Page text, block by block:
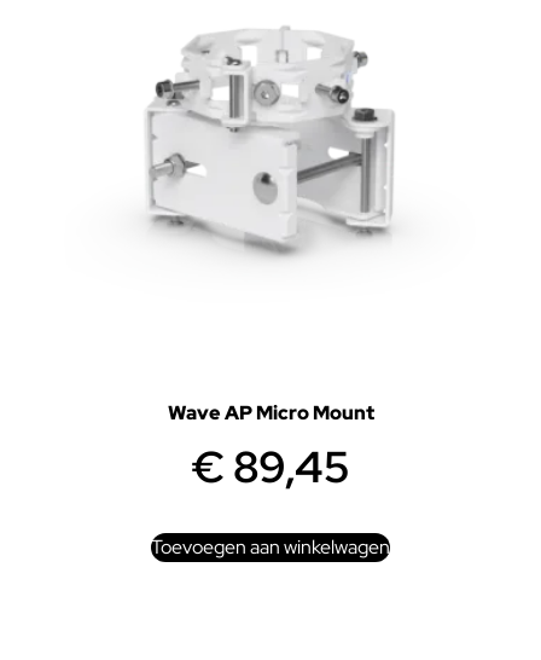
Wave AP Micro Mount
€89,45
Toevoegen aan winkelwagen